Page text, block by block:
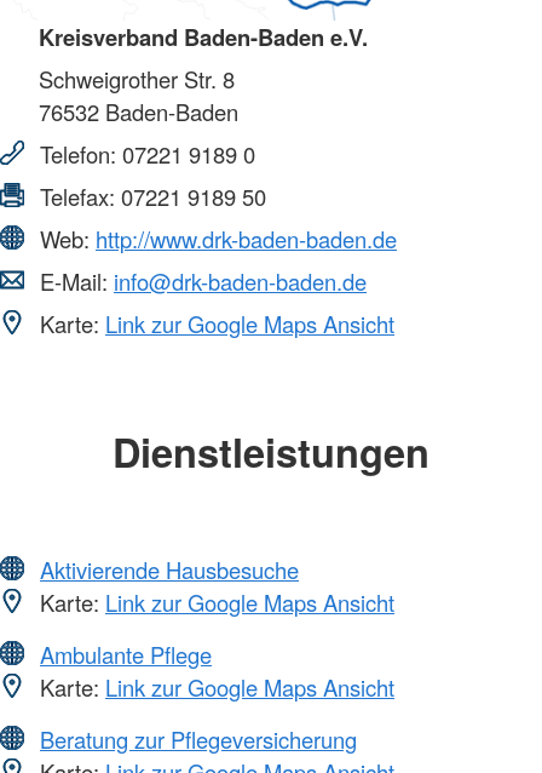
Kreisverband Baden-Baden e.V.
Schweigrother Str. 8
76532 Baden-Baden
Telefon: 07221 9189 0
Telefax: 07221 9189 50
Web: http://www.drk-baden-baden.de
E-Mail: info@drk-baden-baden.de
Karte: Link zur Google Maps Ansicht
Dienstleistungen
Aktivierende Hausbesuche
Karte: Link zur Google Maps Ansicht
Ambulante Pflege
Karte: Link zur Google Maps Ansicht
Beratung zur Pflegeversicherung